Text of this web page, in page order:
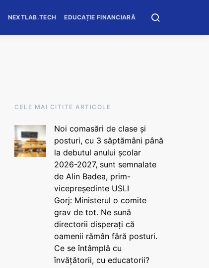
NEXTLAB.TECH EDUCAȚIE FINANCIARĂ
CELE MAI CITITE ARTICOLE
Noi comasări de clase și
posturi, cu 3 săptămâni până
la debutul anului școlar
2026-2027, sunt semnalate
de Alin Badea, prim-
vicepreședinte USLI
Gorj: Ministerul o comite
grav de tot. Ne sună
directorii disperați că
oamenii rămân fără posturi.
Ce se întâmplă cu
învățătorii, cu educatorii?